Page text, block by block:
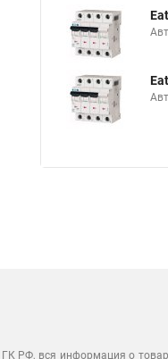
ГК РФ, вся информация о